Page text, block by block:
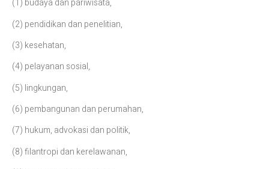
(1) budaya dan pariwisata,
(2) pendidikan dan penelitian,
(3) kesehatan,
(4) pelayanan sosial,
(5) lingkungan,
(6) pembangunan dan perumahan,
(7) hukum, advokasi dan politik,
(8) filantropi dan kerelawanan,